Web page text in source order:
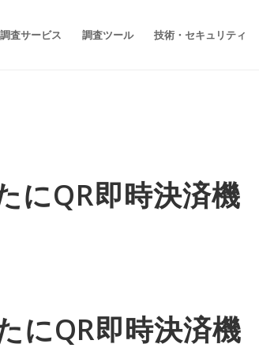
調査サービス 調査ツール 技術・セキュリティ
にQR即時決済機
にQR即時決済機